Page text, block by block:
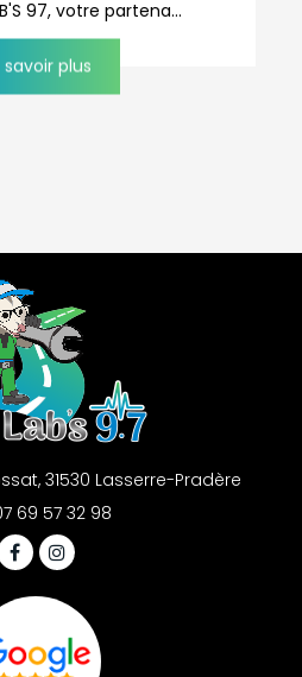
97, votre partena...
savoir plus
31530 Lasserre-Pradère
69 57 32 98